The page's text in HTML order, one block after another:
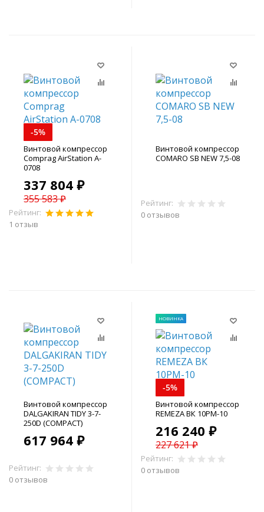
-5%
Винтовой компрессор
Comprag AirStation A-
0708
337 804 ₽
355 583 ₽
Рейтинг:
1 отзыв
Винтовой компрессор
COMARO SB NEW 7,5-08
Рейтинг:
0 отзывов
Винтовой компрессор
DALGAKIRAN TIDY 3-7-
250D (COMPACT)
617 964 ₽
Рейтинг:
0 отзывов
НОВИНКА
-5%
Винтовой компрессор
REMEZA ВК 10РМ-10
216 240 ₽
227 621 ₽
Рейтинг:
0 отзывов